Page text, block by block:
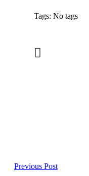
Tags: No tags
Previous Post